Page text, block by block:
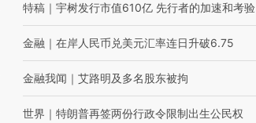
特稿 ｜ 宇树发行市值610亿 先行者的加速和考验
金融 ｜ 在岸人民币兑美元汇率连日升破6.75
金融我闻 ｜ 艾路明及多名股东被拘
世界 ｜ 特朗普再签两份行政令限制出生公民权